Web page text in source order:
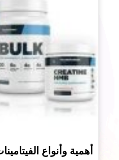
أهمية وأنواع